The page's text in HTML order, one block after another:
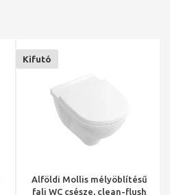
Alföldi Mollis mélyöblítésű
fali WC csésze, clean-flush
Kifutó